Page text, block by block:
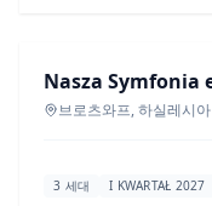
신규 분양
브로츠와프, 하실레시아
3 세대 I KWARTAŁ 2027